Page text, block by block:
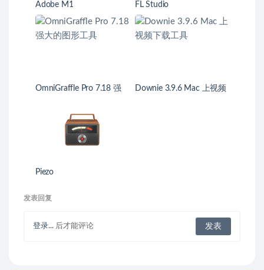
Adobe M1 FL Studio
OmniGraffle Pro 7.18 强
Downie 3.9.6 Mac 上视频
Piezo
发表回复
登录... 后才能评论